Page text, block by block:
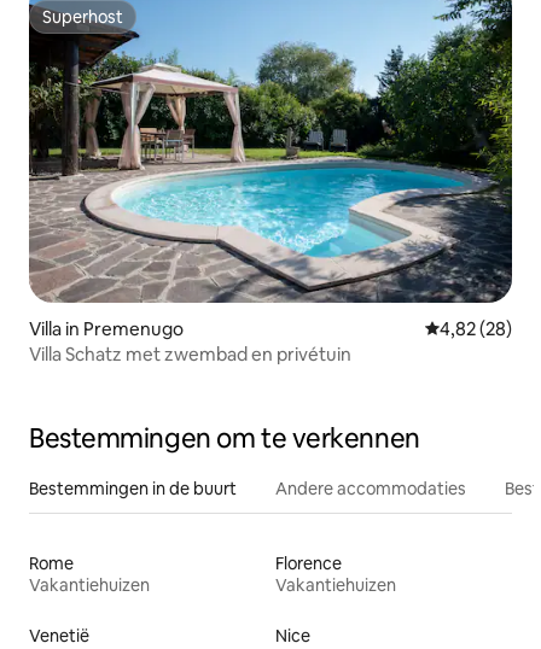
Superhost
Superhost
Villa in Premenugo Gemiddelde
4,82 (28)
Villa Schatz met zwembad en privétuin
Bestemmingen om te verkennen
Bestemmingen in de buurt Andere accommodaties
Rome
Vakantiehuizen
Florence
Vakantiehuizen
Venetië
Nice